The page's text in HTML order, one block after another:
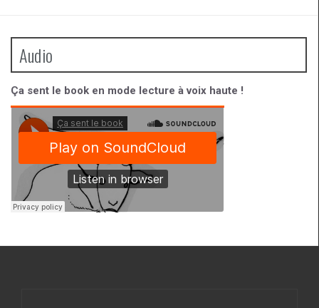
Audio
Ça sent le book en mode lecture à voix haute !